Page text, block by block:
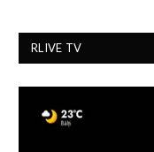
RLIVE TV